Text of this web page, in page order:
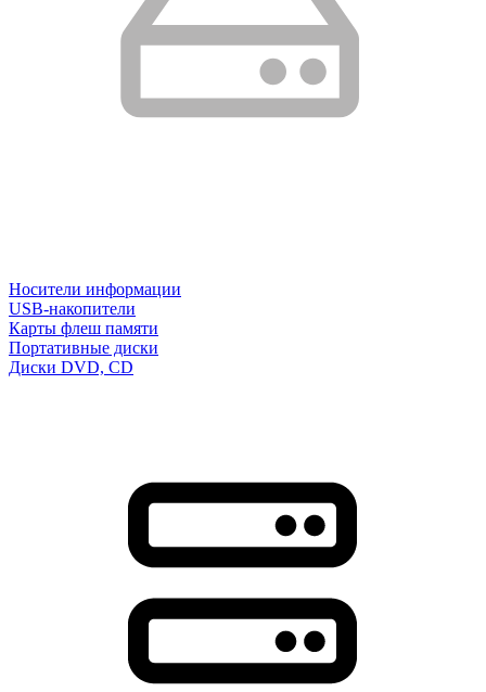
Носители информации
USB-накопители
Карты флеш памяти
Портативные диски
Диски DVD, CD